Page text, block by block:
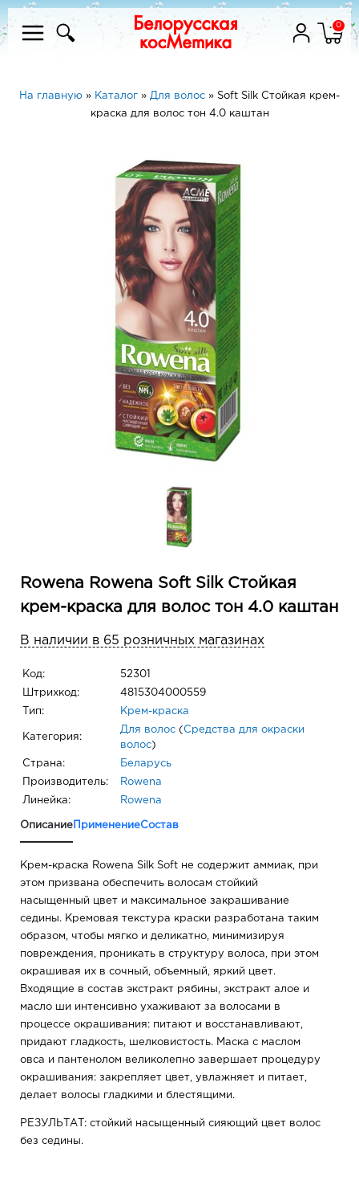
0
На главную » Каталог » Для волос » Soft Silk Стойкая крем-
краска для волос тон 4.0 каштан
Rowena Rowena Soft Silk Стойкая
крем-краска для волос тон 4.0 каштан
В наличии в 65 розничных магазинах
Код: 52301
Штрихкод: 4815304000559
Тип: Крем-краска
Категория:
Для волос ( Средства для окраски
волос)
Страна: Беларусь
Производитель: Rowena
Линейка: Rowena
Описание ПрименениеСостав
Крем-краска Rowena Silk Soft не содержит аммиак, при
этом призвана обеспечить волосам стойкий
насыщенный цвет и максимальное закрашивание
седины. Кремовая текстура краски разработана таким
образом, чтобы мягко и деликатно, минимизируя
повреждения, проникать в структуру волоса, при этом
окрашивая их в сочный, объемный, яркий цвет.
Входящие в состав экстракт рябины, экстракт алое и
масло ши интенсивно ухаживают за волосами в
процессе окрашивания: питают и восстанавливают,
придают гладкость, шелковистость. Маска с маслом
овса и пантенолом великолепно завершает процедуру
окрашивания: закрепляет цвет, увлажняет и питает,
делает волосы гладкими и блестящими.
РЕЗУЛЬТАТ: стойкий насыщенный сияющий цвет волос
без седины.